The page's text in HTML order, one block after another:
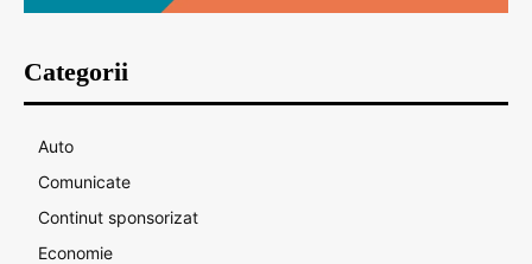
Categorii
Auto
Comunicate
Continut sponsorizat
Economie